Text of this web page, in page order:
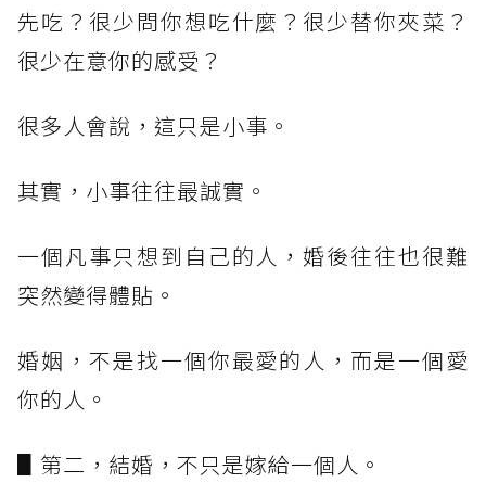
先吃？很少問你想吃什麼？很少替你夾菜？
很少在意你的感受？
很多人會說，這只是小事。
其實，小事往往最誠實。
一個凡事只想到自己的人，婚後往往也很難
突然變得體貼。
婚姻，不是找一個你最愛的人，而是一個愛
你的人。
▋第二，結婚，不只是嫁給一個人。